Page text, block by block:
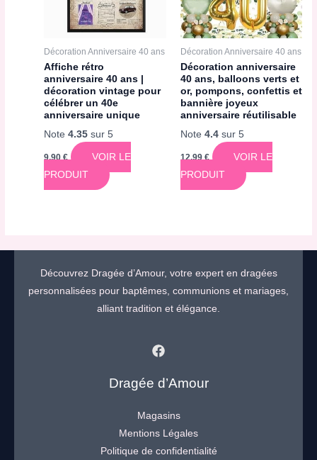
Décoration Anniversaire 40 ans
Affiche rétro
anniversaire 40 ans |
décoration vintage pour
célébrer un 40e
anniversaire unique
Note4.35 sur 5
9,90€
VOIR LE
PRODUIT
Décoration Anniversaire 40 ans
Décoration anniversaire
40 ans, balloons verts et
or, pompons, confettis et
bannière joyeux
anniversaire réutilisable
Note 4.4sur 5
12,99€
VOIR LE
PRODUIT
Découvrez Dragée d’Amour, votre expert en dragées
personnalisées pour baptêmes, communions et mariages,
alliant tradition et élégance.
Dragée d’Amour
Magasins
Mentions Légales
Politique de confidentialité